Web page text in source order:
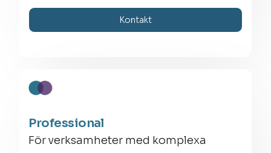
Kontakt
Professional
För verksamheter med komplexa